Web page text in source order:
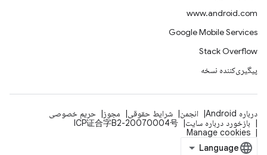
www.android.com
Google Mobile Services
Stack Overflow
پیگیری‌کننده نسخه
درباره Android انجمن شرایط حقوقی مجوز
حریم خصوصی
بازخورد درباره سایت
ICP证合字B2-20070004号
Manage cookies